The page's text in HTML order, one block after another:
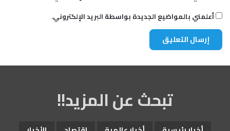
أعلمني بالمواضيع الجديدة بواسطة البريد الإلكتروني.
تبحث عن المزيد!!